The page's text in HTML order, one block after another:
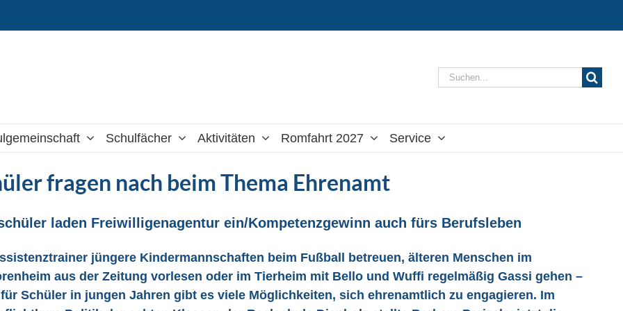
Suche
Schulfächer Aktivitäten Romfahrt 2027 Service
fragen nach beim Thema Ehrenamt
laden Freiwilligenagentur ein/Kompetenzgewinn auch fürs Berufsleben
jüngere Kindermannschaften beim Fußball betreuen, älteren Menschen im
aus der Zeitung vorlesen oder im Tierheim mit Bello und Wuffi regelmäßig Gassi gehen –
Schüler in jungen Jahren gibt es viele Möglichkeiten, sich ehrenamtlich zu engagieren. Im